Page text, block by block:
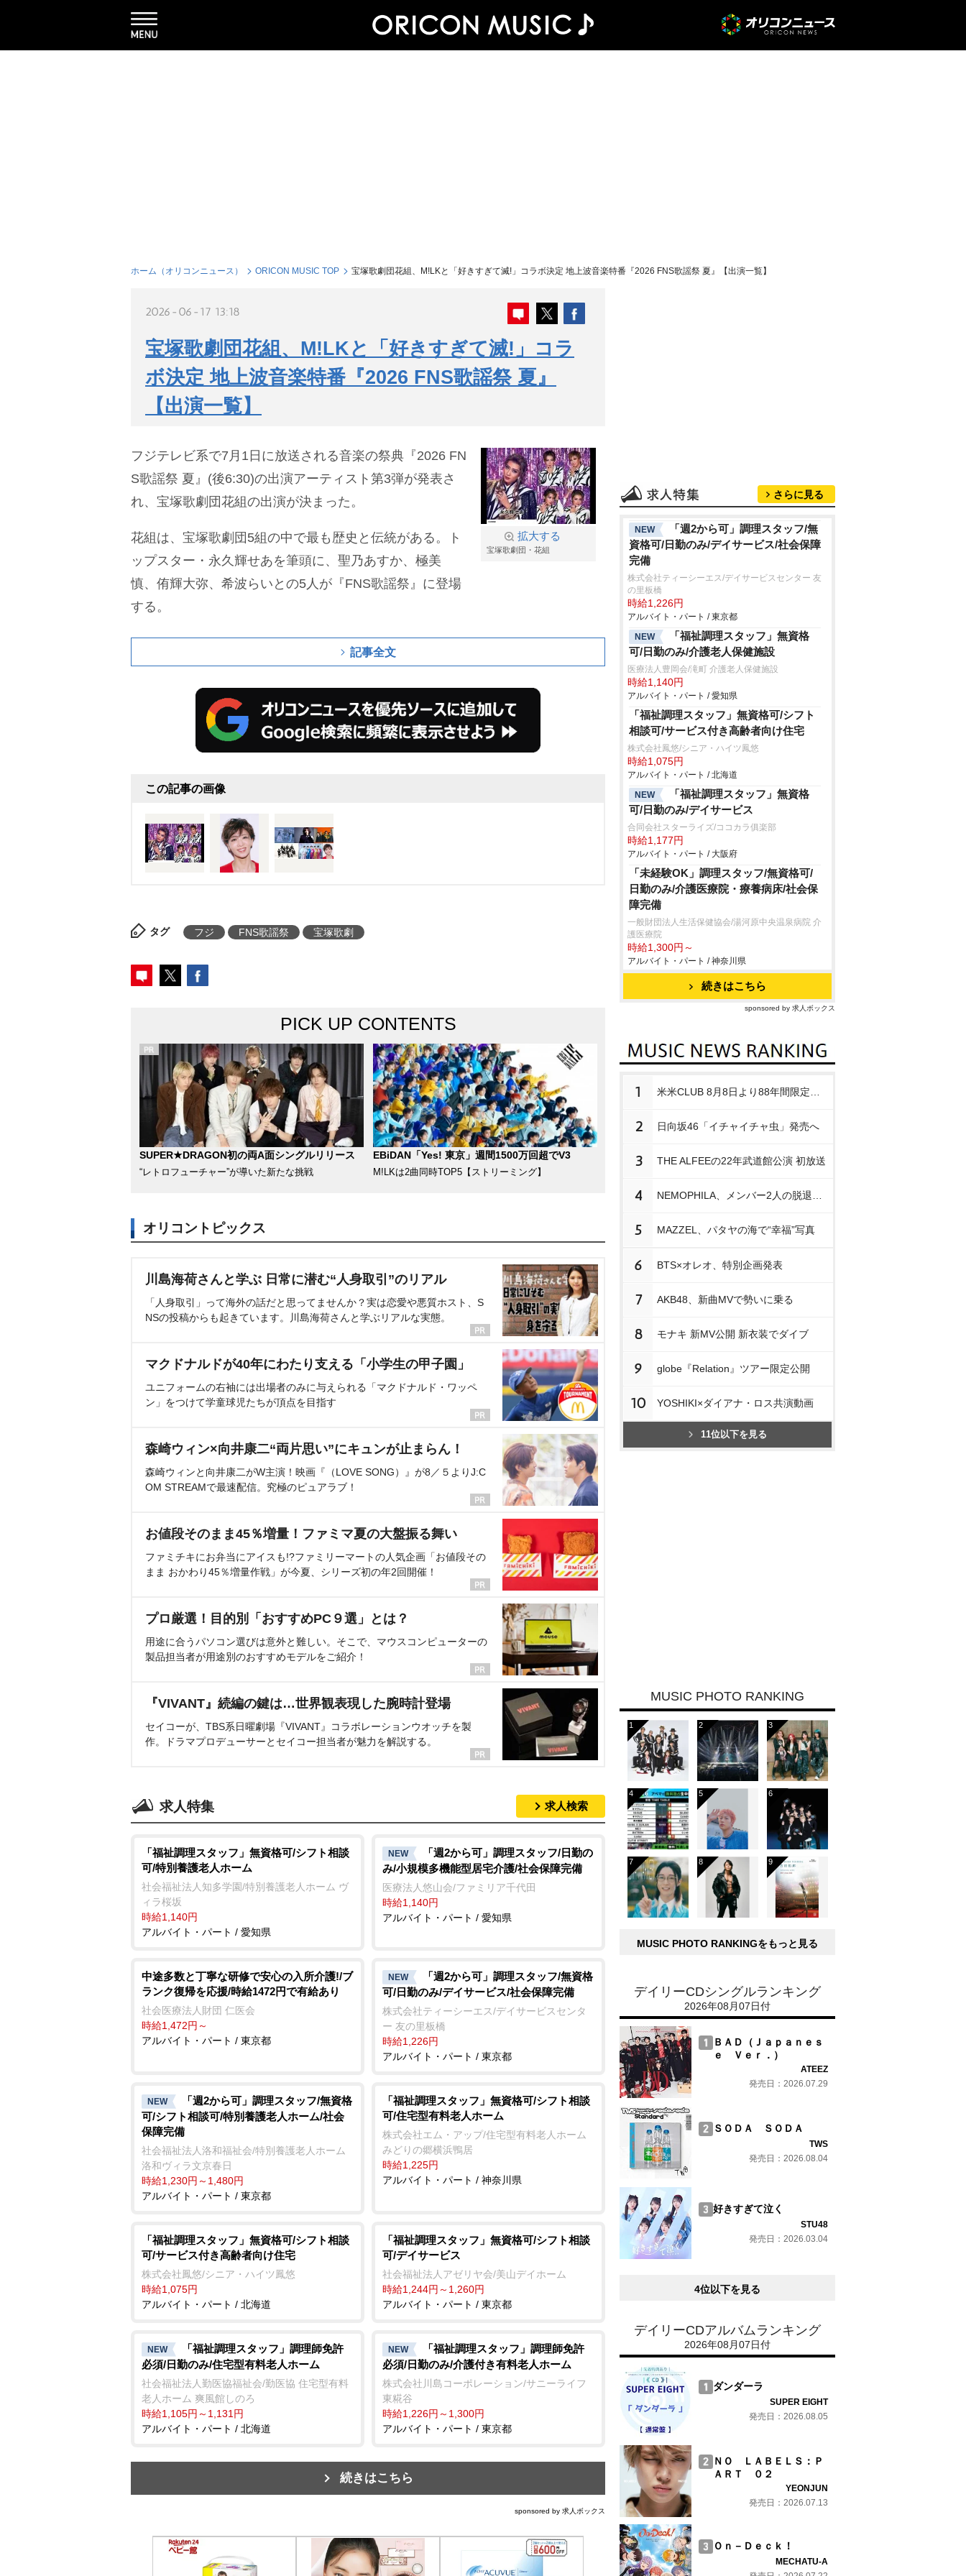
ホーム（オリコンニュース） ORICON MUSIC TOP 宝塚歌劇団花組、M!LKと「好きすぎて滅!」コラボ決定 地上波音楽特番『2026 FNS歌謡祭 夏』【出演一覧】
2026-06-17 13:18
宝塚歌劇団花組、M!LKと「好きすぎて滅!」コラ
ボ決定 地上波音楽特番『2026 FNS歌謡祭 夏』
【出演一覧】
拡大する
宝塚歌劇団・花組
フジテレビ系で7月1日に放送される音楽の祭典『2026 FN
S歌謡祭 夏』(後6:30)の出演アーティスト第3弾が発表さ
れ、宝塚歌劇団花組の出演が決まった。
花組は、宝塚歌劇団5組の中で最も歴史と伝統がある。ト
ップスター・永久輝せあを筆頭に、聖乃あすか、極美
慎、侑輝大弥、希波らいとの5人が『FNS歌謡祭』に登場
する。
記事全文
この記事の画像
タグ フジ FNS歌謡祭 宝塚歌劇
PICK UP CONTENTS
SUPER★DRAGON初の両A面シングルリリース
“レトロフューチャー”が導いた新たな挑戦
EBiDAN「Yes! 東京」週間1500万回超でV3
M!LKは2曲同時TOP5【ストリーミング】
オリコントピックス
川島海荷さんと学ぶ 日常に潜む“人身取引”のリアル
「人身取引」って海外の話だと思ってませんか？実は恋愛や悪質ホスト、S
NSの投稿からも起きています。川島海荷さんと学ぶリアルな実態。
マクドナルドが40年にわたり支える「小学生の甲子園」
ユニフォームの右袖には出場者のみに与えられる「マクドナルド・ワッペ
ン」をつけて学童球児たちが頂点を目指す
森崎ウィン×向井康二“両片思い”にキュンが止まらん！
森崎ウィンと向井康二がW主演！映画『（LOVE SONG）』が8／５よりJ:C
OM STREAMで最速配信。究極のピュアラブ！
お値段そのまま45％増量！ファミマ夏の大盤振る舞い
ファミチキにお弁当にアイスも!?ファミリーマートの人気企画「お値段その
まま おかわり45％増量作戦」が今夏、シリーズ初の年2回開催！
プロ厳選！目的別「おすすめPC９選」とは？
用途に合うパソコン選びは意外と難しい。そこで、マウスコンピューターの
製品担当者が用途別のおすすめモデルをご紹介！
『VIVANT』続編の鍵は…世界観表現した腕時計登場
セイコーが、TBS系日曜劇場『VIVANT』コラボレーションウオッチを製
作。ドラマプロデューサーとセイコー担当者が魅力を解説する。
求人特集 求人検索
「福祉調理スタッフ」無資格可/シフト相談
可/特別養護老人ホーム
社会福祉法人知多学園/特別養護老人ホーム ヴ
ィラ桜坂
時給1,140円
アルバイト・パート / 愛知県
NEW
「週2から可」調理スタッフ/日勤の
み/小規模多機能型居宅介護/社会保障完備
医療法人悠山会/ファミリア千代田
時給1,140円
アルバイト・パート / 愛知県
中途多数と丁寧な研修で安心の入所介護!/ブ
ランク復帰を応援/時給1472円で有給あり
社会医療法人財団 仁医会
時給1,472円～
アルバイト・パート / 東京都
NEW
「週2から可」調理スタッフ/無資格
可/日勤のみ/デイサービス/社会保障完備
株式会社ティーシーエス/デイサービスセンタ
ー 友の里板橋
時給1,226円
アルバイト・パート / 東京都
NEW
「週2から可」調理スタッフ/無資格
可/シフト相談可/特別養護老人ホーム/社会
保障完備
社会福祉法人洛和福祉会/特別養護老人ホーム
洛和ヴィラ文京春日
時給1,230円～1,480円
アルバイト・パート / 東京都
「福祉調理スタッフ」無資格可/シフト相談
可/住宅型有料老人ホーム
株式会社エム・アップ/住宅型有料老人ホーム
みどりの郷横浜鴨居
時給1,225円
アルバイト・パート / 神奈川県
「福祉調理スタッフ」無資格可/シフト相談
可/サービス付き高齢者向け住宅
株式会社鳳悠/シニア・ハイツ鳳悠
時給1,075円
アルバイト・パート / 北海道
「福祉調理スタッフ」無資格可/シフト相談
可/デイサービス
社会福祉法人アゼリヤ会/美山デイホーム
時給1,244円～1,260円
アルバイト・パート / 東京都
NEW
「福祉調理スタッフ」調理師免許
必須/日勤のみ/住宅型有料老人ホーム
社会福祉法人勤医協福祉会/勤医協 住宅型有料
老人ホーム 爽風館しのろ
時給1,105円～1,131円
アルバイト・パート / 北海道
NEW
「福祉調理スタッフ」調理師免許
必須/日勤のみ/介護付き有料老人ホーム
株式会社川島コーポレーション/サニーライフ
東糀谷
時給1,226円～1,300円
アルバイト・パート / 東京都
続きはこちら
sponsored by 求人ボックス
さらに見る
NEW
「週2から可」調理スタッフ/無
資格可/日勤のみ/デイサービス/社会保障
完備
株式会社ティーシーエス/デイサービスセンター 友
の里板橋
時給1,226円
アルバイト・パート / 東京都
NEW
「福祉調理スタッフ」無資格
可/日勤のみ/介護老人保健施設
医療法人豊岡会/滝町 介護老人保健施設
時給1,140円
アルバイト・パート / 愛知県
「福祉調理スタッフ」無資格可/シフト
相談可/サービス付き高齢者向け住宅
株式会社鳳悠/シニア・ハイツ鳳悠
時給1,075円
アルバイト・パート / 北海道
NEW
「福祉調理スタッフ」無資格
可/日勤のみ/デイサービス
合同会社スターライズ/ココカラ俱楽部
時給1,177円
アルバイト・パート / 大阪府
「未経験OK」調理スタッフ/無資格可/
日勤のみ/介護医療院・療養病床/社会保
障完備
一般財団法人生活保健協会/湯河原中央温泉病院 介
護医療院
時給1,300円～
アルバイト・パート / 神奈川県
続きはこちら
sponsored by 求人ボックス
1
2 日向坂46「イチャイチャ虫」発売へ
3 THE ALFEEの22年武道館公演 初放送
4
5 MAZZEL、パタヤの海で“幸福”写真
6 BTS×オレオ、特別企画発表
7 AKB48、新曲MVで勢いに乗る
8 モナキ 新MV公開 新衣装でダイブ
9 globe『Relation』ツアー限定公開
10 YOSHIKI×ダイアナ・ロス共演動画
11位以下を見る
MUSIC PHOTO RANKING
MUSIC PHOTO RANKINGをもっと見る
デイリーCDシングルランキング
2026年08月07日付
ＢＡＤ（Ｊａｐａｎｅｓ
ｅ Ｖｅｒ．）
ATEEZ
発売日：2026.07.29
ＳＯＤＡ ＳＯＤＡ
TWS
発売日：2026.08.04
好きすぎて泣く
STU48
発売日：2026.03.04
4位以下を見る
デイリーCDアルバムランキング
2026年08月07日付
ダンダーラ
SUPER EIGHT
発売日：2026.08.05
ＮＯ ＬＡＢＥＬＳ：Ｐ
ＡＲＴ ０２
YEONJUN
発売日：2026.07.13
Ｏｎ－Ｄｅｃｋ！
MECHATU-A